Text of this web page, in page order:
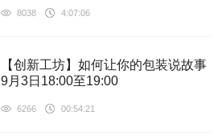
8038 4:07:06
【创新工坊】如何让你的包装说故事
9月3日18:00至19:00
6266 00:54:21